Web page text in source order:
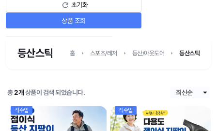
초기화
상품 조회
등산스틱 홈 스포츠/레저 등산/아웃도어 등산스틱
총2개 상품이 검색 되었습니다.
직수입 직수입